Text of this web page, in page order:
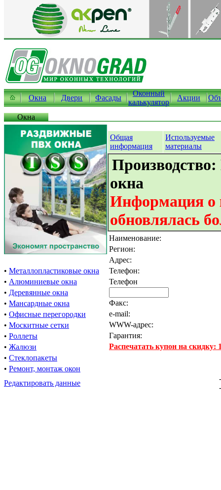
Окна Двери Фасады
Оконный
калькулятор
Акции
Окна
• Металлопластиковые окна
• Алюминиевые окна
• Деревянные окна
• Мансардные окна
• Офисные перегородки
• Москитные сетки
• Роллеты
• Жалюзи
• Стеклопакеты
• Ремонт, монтаж окон
Общая
информация
Используемые
материалы
окна
Информация о
обновлялась
Наименование:
Регион:
Адрес:
Телефон:
Телефон
Факс:
e-mail:
WWW-адрес:
Гарантия:
Распечатать купон на скидку:
Редактировать данные
-
-